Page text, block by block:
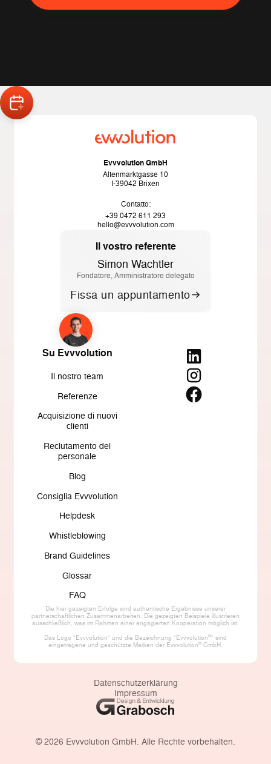
Evvvolution GmbH
Altenmarktgasse 10
I-39042 Brixen
Contatto:
+39 0472 611 293
hello@evvvolution.com
Il vostro referente
Simon Wachtler
Fondatore, Amministratore delegato
Fissa un appuntamento
Su Evvvolution
Il nostro team
Referenze
Acquisizione di nuovi
clienti
Reclutamento del
personale
Blog
Consiglia Evvvolution
Helpdesk
Whistleblowing
Brand Guidelines
Glossar
FAQ
Die hier gezeigten Erfolge sind authentische Ergebnisse unserer
partnerschaftlichen Zusammenarbeiten. Die gezeigten Beispiele illustrieren
ausschließlich, was im Rahmen einer engagierten Kooperation möglich ist.
Das Logo "Evvvolution" und die Bezeichnung "Evvvolution®" sind
eingetragene und geschützte Marken der Evvvolution® GmbH.
©2026 Evvvolution GmbH. Alle Rechte vorbehalten.
Datenschutzerklärung
Impressum